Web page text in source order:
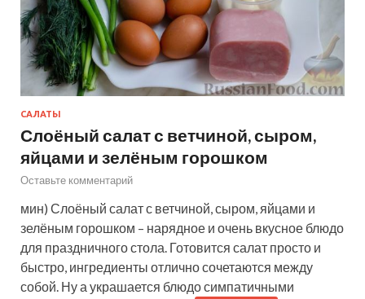
САЛАТЫ
Слоёный салат с ветчиной, сыром,
яйцами и зелёным горошком
Оставьте комментарий
мин) Слоёный салат с ветчиной, сыром, яйцами и
зелёным горошком – нарядное и очень вкусное блюдо
для праздничного стола. Готовится салат просто и
быстро, ингредиенты отлично сочетаются между
собой. Ну а украшается блюдо симпатичными